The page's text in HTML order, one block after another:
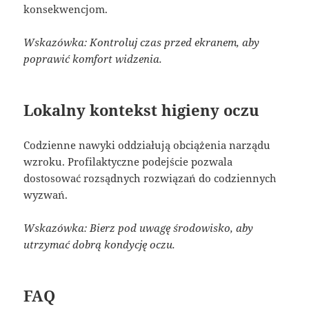
konsekwencjom.
Wskazówka: Kontroluj czas przed ekranem, aby
poprawić komfort widzenia.
Lokalny kontekst higieny oczu
Codzienne nawyki oddziałują obciążenia narządu
wzroku. Profilaktyczne podejście pozwala
dostosować rozsądnych rozwiązań do codziennych
wyzwań.
Wskazówka: Bierz pod uwagę środowisko, aby
utrzymać dobrą kondycję oczu.
FAQ